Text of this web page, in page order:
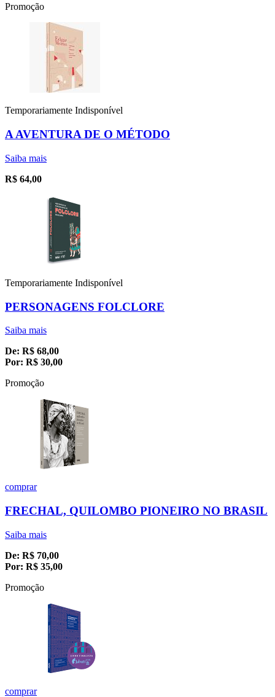
Promoção
Temporariamente Indisponível
A AVENTURA DE O MÉTODO
Saiba mais
R$ 64,00
Temporariamente Indisponível
PERSONAGENS FOLCLORE
Saiba mais
De: R$ 68,00
Por: R$ 30,00
Promoção
comprar
FRECHAL, QUILOMBO PIONEIRO NO BRASIL
Saiba mais
De: R$ 70,00
Por: R$ 35,00
Promoção
comprar